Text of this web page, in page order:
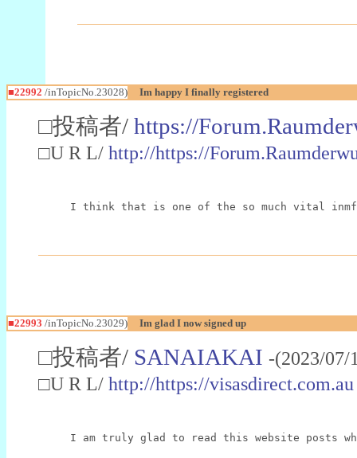
■22992 /inTopicNo.23028) Im happy I finally registered
□投稿者/ https://
□U R L/ http://https://
I think that is one of the so much vital
■22993 /inTopicNo.23029) Im glad I now signed up
□投稿者/ SANAIAKAI -(2023/
□U R L/ http://https://visasdirect.com.au
I am truly glad to read this website posts